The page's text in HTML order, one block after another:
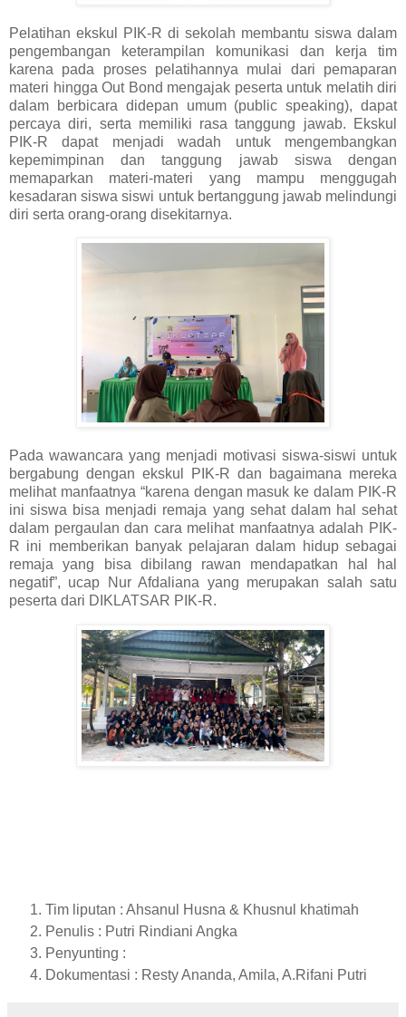
Pelatihan ekskul PIK-R di sekolah membantu siswa dalam
pengembangan keterampilan komunikasi dan kerja tim
karena pada proses pelatihannya mulai dari pemaparan
materi hingga Out Bond mengajak peserta untuk melatih diri
dalam berbicara didepan umum (public speaking), dapat
percaya diri, serta memiliki rasa tanggung jawab. Ekskul
PIK-R dapat menjadi wadah untuk mengembangkan
kepemimpinan dan tanggung jawab siswa dengan
memaparkan materi-materi yang mampu menggugah
kesadaran siswa siswi untuk bertanggung jawab melindungi
diri serta orang-orang disekitarnya.
Pada wawancara yang menjadi motivasi siswa-siswi untuk
bergabung dengan ekskul PIK-R dan bagaimana mereka
melihat manfaatnya “karena dengan masuk ke dalam PIK-R
ini siswa bisa menjadi remaja yang sehat dalam hal sehat
dalam pergaulan dan cara melihat manfaatnya adalah PIK-
R ini memberikan banyak pelajaran dalam hidup sebagai
remaja yang bisa dibilang rawan mendapatkan hal hal
negatif”, ucap Nur Afdaliana yang merupakan salah satu
peserta dari DIKLATSAR PIK-R.
Tim liputan : Ahsanul Husna & Khusnul khatimah
Penulis : Putri Rindiani Angka
Penyunting :
Dokumentasi : Resty Ananda, Amila, A.Rifani Putri